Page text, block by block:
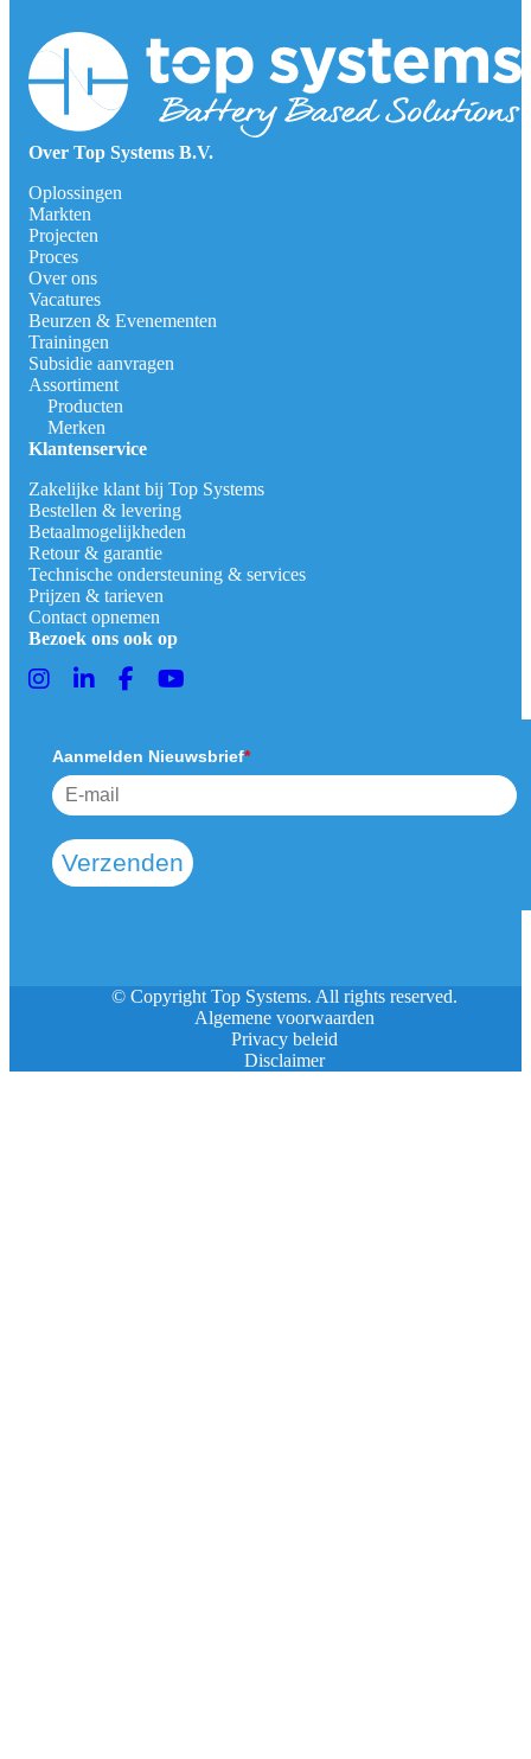
Over Top Systems B.V.
Oplossingen
Markten
Projecten
Proces
Over ons
Vacatures
Beurzen & Evenementen
Trainingen
Subsidie aanvragen
Assortiment
Producten
Merken
Klantenservice
Zakelijke klant bij Top Systems
Bestellen & levering
Betaalmogelijkheden
Retour & garantie
Technische ondersteuning & services
Prijzen & tarieven
Contact opnemen
Bezoek ons ook op
Aanmelden Nieuwsbrief*
Verzenden
© Copyright Top Systems. All rights reserved.
Algemene voorwaarden
Privacy beleid
Disclaimer